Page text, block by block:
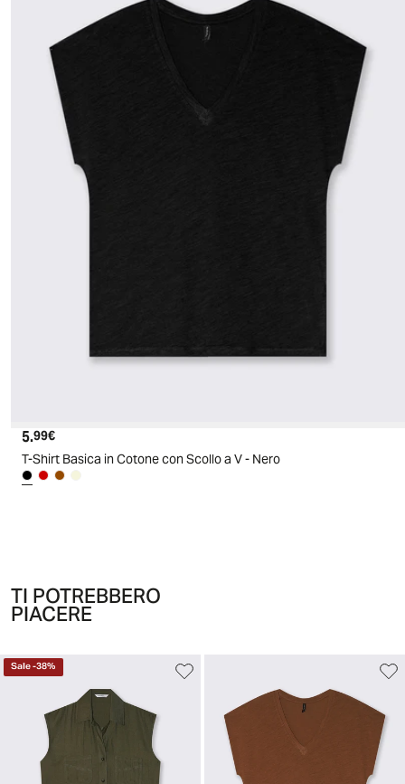
Prezzo attuale
5.99€
T-Shirt Basica in Cotone con Scollo a V - Nero
TI POTREBBERO
PIACERE
Sale-38%